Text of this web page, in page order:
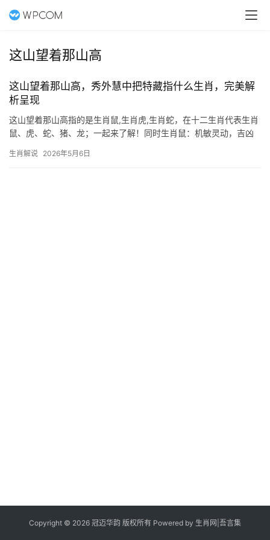
这山望着那山高
这山望着那山高，秀外慧中把特藏指什么生肖，完美解
析呈现
这山望着那山高指的是生肖鼠,生肖虎,生肖蛇，在十二生肖代表生肖
鼠、虎、蛇、猪、龙；一起来了解！同时生肖鼠：机敏灵动，吉凶
却易生贪念，2024甲辰年对属鼠者而言极为关键，尤其29岁和41岁
生肖解说 2026年5月6日
Copyright © 2026 冠迈华韵 版权所有 Powered by 生肖网 吾言集